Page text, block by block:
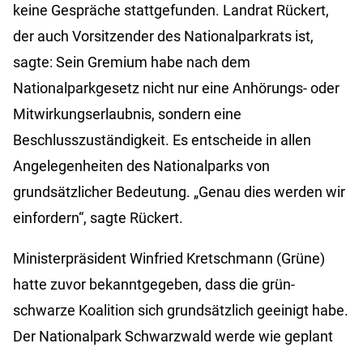
keine Gespräche stattgefunden. Landrat Rückert,
der auch Vorsitzender des Nationalparkrats ist,
sagte: Sein Gremium habe nach dem
Nationalparkgesetz nicht nur eine Anhörungs- oder
Mitwirkungserlaubnis, sondern eine
Beschlusszuständigkeit. Es entscheide in allen
Angelegenheiten des Nationalparks von
grundsätzlicher Bedeutung. „Genau dies werden wir
einfordern“, sagte Rückert.
Ministerpräsident Winfried Kretschmann (Grüne)
hatte zuvor bekanntgegeben, dass die grün-
schwarze Koalition sich grundsätzlich geeinigt habe.
Der Nationalpark Schwarzwald werde wie geplant